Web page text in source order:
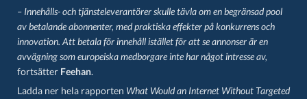
– Innehålls- och tjänsteleverantörer skulle tävla om en begränsad pool
av betalande abonnenter, med praktiska effekter på konkurrens och
innovation. Att betala för innehåll istället för att se annonser är en
avvägning som europeiska medborgare inte har något intresse av,
fortsätter Feehan.
Ladda ner hela rapporten What Would an Internet Without Targeted